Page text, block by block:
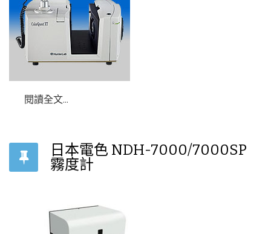
閱讀全文...
日本電色 NDH-7000/7000SP
霧度計